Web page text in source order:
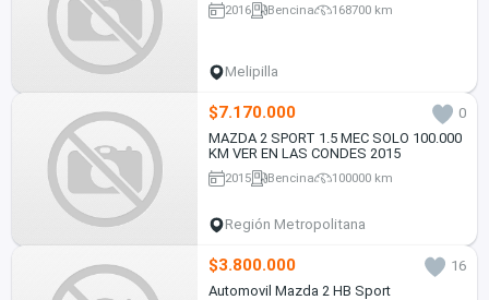
2016 Bencina 168700 km
Melipilla
$7.170.000
0
MAZDA 2 SPORT 1.5 MEC SOLO 100.000
KM VER EN LAS CONDES 2015
2015 Bencina 100000 km
Región Metropolitana
$3.800.000
16
Automovil Mazda 2 HB Sport